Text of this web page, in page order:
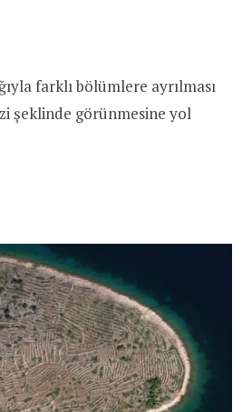
farklı bölümlere ayrılması
şeklinde görünmesine yol